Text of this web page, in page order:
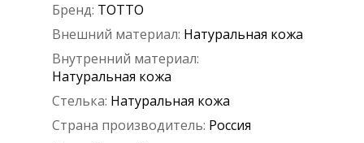
Бренд: ТОТТО
Внешний материал: Натуральная кожа
Внутренний материал:
Натуральная кожа
Стелька: Натуральная кожа
Страна производитель: Россия